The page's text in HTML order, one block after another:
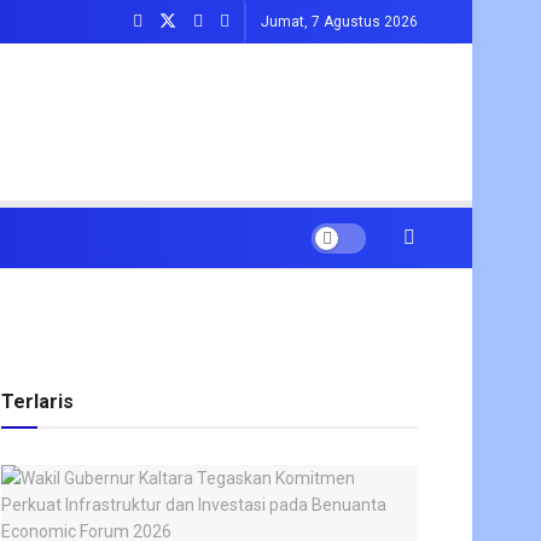
Jumat, 7 Agustus 2026
Terlaris